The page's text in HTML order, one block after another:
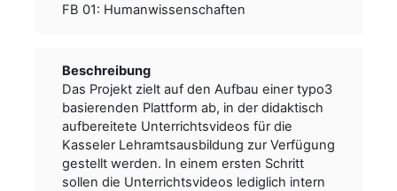
FB 01: Humanwissenschaften
Beschreibung
Das Projekt zielt auf den Aufbau einer typo3
basierenden Plattform ab, in der didaktisch
aufbereitete Unterrichtsvideos für die
Kasseler Lehramtsausbildung zur Verfügung
gestellt werden. In einem ersten Schritt
sollen die Unterrichtsvideos lediglich intern